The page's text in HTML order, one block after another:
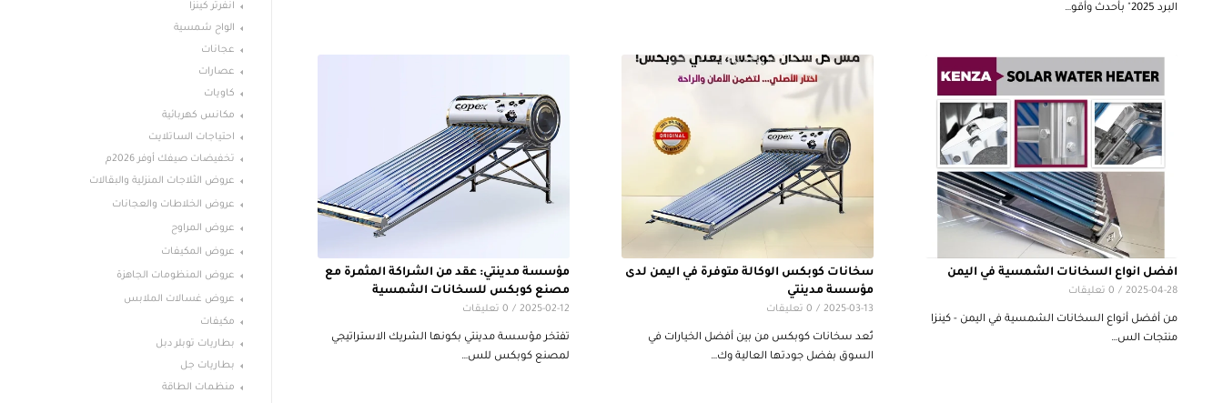
البرد 2025" بأحدث وأقو…
افضل انواع السخانات الشمسية في اليمن
2025-04-28
/ 0 تعليقات
من أفضل أنواع السخانات الشمسية في اليمن - كينزا
منتجات الس…
سخانات كوبكس الوكالة متوفرة في اليمن لدى
مؤسسة مدينتي
2025-03-13
/ 0 تعليقات
تُعد سخانات كوبكس من بين أفضل الخيارات في
السوق بفضل جودتها العالية وك…
مؤسسة مدينتي: عقد من الشراكة المثمرة مع
مصنع كوبكس للسخانات الشمسية
2025-02-12
/ 0 تعليقات
تفتخر مؤسسة مدينتي بكونها الشريك الاستراتيجي
لمصنع كوبكس للس…
انفرتر كينزا
الواح شمسية
عجانات
عصارات
كاويات
مكانس كهربائية
احتياجات الساتلايت
تخفيضات صيفك أوفر 2026م
عروض الثلاجات المنزلية والبقالات
عروض الخلاطات والعجانات
عروض المراوح
عروض المكيفات
عروض المنظومات الجاهزة
عروض غسالات الملابس
مكيفات
بطاريات توبلر دبل
بطاريات جل
منظمات الطاقة